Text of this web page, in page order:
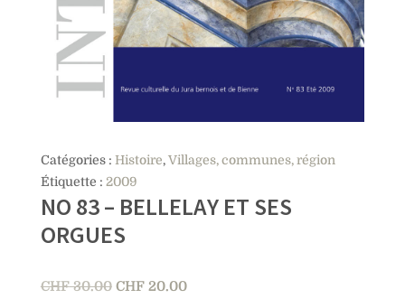
Catégories : Histoire,Villages, communes, région
Étiquette : 2009
NO 83 – BELLELAY ET SES
ORGUES
CHF30.00 Le
CHF20.00Le